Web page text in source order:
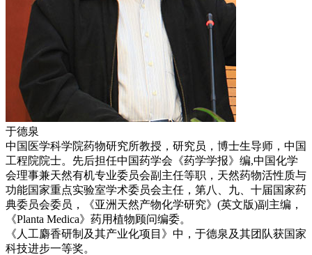
于德泉
中国医学科学院药物研究所教授，研究员，博士生导师，中国
工程院院士。先后担任中国药学会《药学学报》编,中国化学
会理事兼天然有机专业委员会副主任等职，天然药物活性质与
功能国家重点实验室学术委员会主任，第八、九、十届国家药
典委员会委员，《亚洲天然产物化学研究》(英文版)副主编，
《Planta Medica》药用植物顾问编委。
《人工麝香研制及其产业化项目》中，于德泉及其团队获国家
科技进步一等奖。